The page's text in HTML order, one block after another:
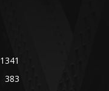
1341
383